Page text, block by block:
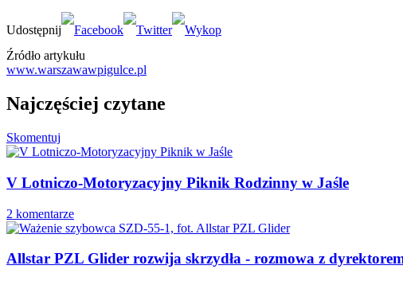
Źródło artykułu
www.warszawawpigulce.pl
Najczęściej czytane
Skomentuj
V Lotniczo-Motoryzacyjny Piknik Rodzinny w Jaśle
2 komentarze
Allstar PZL Glider rozwija skrzydła - rozmowa z